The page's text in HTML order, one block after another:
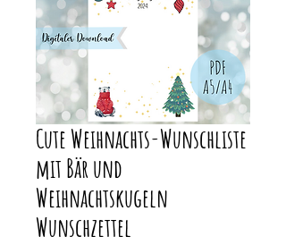
Cute Weihnachts-Wunschliste
mit Bär und
Weihnachtskugeln
Wunschzettel